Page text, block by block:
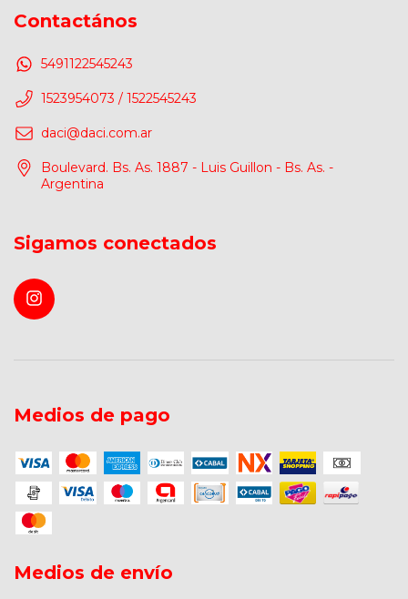
Contactános
5491122545243
1523954073 / 1522545243
daci@daci.com.ar
Boulevard. Bs. As. 1887 - Luis Guillon - Bs. As. -
Argentina
Sigamos conectados
Medios de pago
Medios de envío